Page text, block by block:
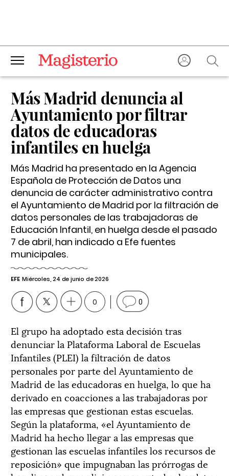
Más Madrid denuncia al
Ayuntamiento por filtrar
datos de educadoras
infantiles en huelga
Más Madrid ha presentado en la Agencia
Española de Protección de Datos una
denuncia de carácter administrativo contra
el Ayuntamiento de Madrid por la filtración de
datos personales de las trabajadoras de
Educación Infantil, en huelga desde el pasado
7 de abril, han indicado a Efe fuentes
municipales.
EFE Miércoles, 24 de junio de 2026
0 0
El grupo ha adoptado esta decisión tras
denunciar la Plataforma Laboral de Escuelas
Infantiles (PLEI) la filtración de datos
personales por parte del Ayuntamiento de
Madrid de las educadoras en huelga, lo que ha
derivado en coacciones a las trabajadoras por
las empresas que gestionan estas escuelas.
Según la plataforma, «el Ayuntamiento de
Madrid ha hecho llegar a las empresas que
gestionan las escuelas infantiles los recursos de
reposición» que impugnaban las prórrogas de